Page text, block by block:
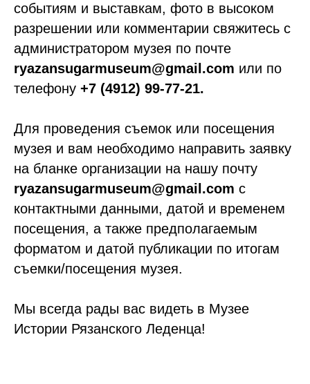
событиям и выставкам, фото в высоком
разрешении или комментарии свяжитесь с
администратором музея по почте
ryazansugarmuseum@gmail.com или по
телефону +7 (4912) 99-77-21.
Для проведения съемок или посещения
музея и вам необходимо направить заявку
на бланке организации на нашу почту
ryazansugarmuseum@gmail.com с
контактными данными, датой и временем
посещения, а также предполагаемым
форматом и датой публикации по итогам
съемки/посещения музея.
Мы всегда рады вас видеть в Музее
Истории Рязанского Леденца!